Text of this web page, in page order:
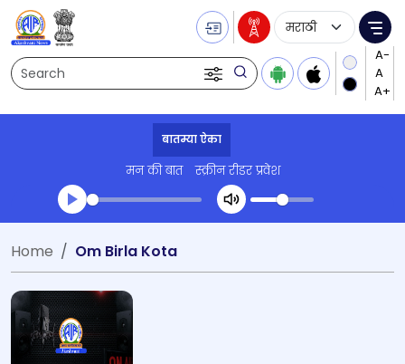
Search
Language
बातम्या ऐका
मन की बात स्क्रीन रीडर प्रवेश
Transcript summary
Home Om Birla Kota